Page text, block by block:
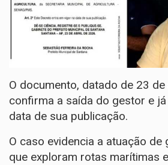
O documento, datado de 23
confirma a saída do gestor e
data de sua publicação.
O caso evidencia a atuação
que exploram rotas marítimas